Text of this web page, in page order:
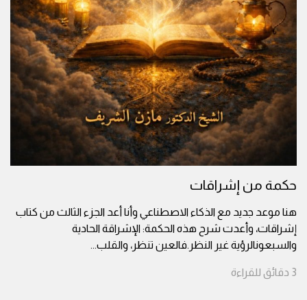
حكمة من إشراقات
هنا موعد جديد مع الذكاء الاصطناعي وأنا أعد الجزء الثالث من كتاب
إشراقات، وأعدت شرح هذه الحكمة: الإشراقة الحادية
والسبعونالرؤية غير النظر.فالعين تنظر، والقلب...
3 دقائق للقراءة